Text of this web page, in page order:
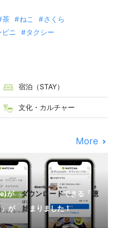
茶 ねこ
さくら
ビニ タクシー
宿泊（STAY）
文化・カルチャー
More
がダウンロード
download
できる「聴
き
」が 始
はじ
まりました！